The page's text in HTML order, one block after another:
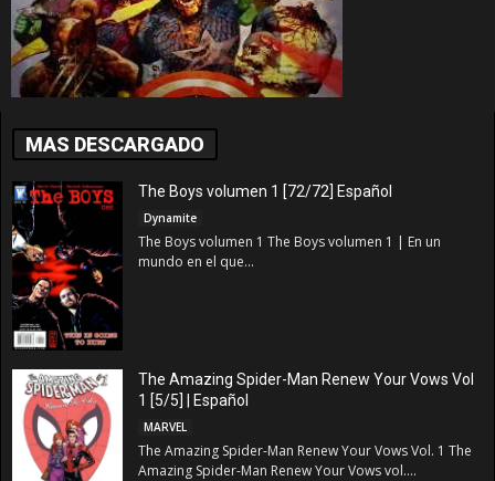
MAS DESCARGADO
The Boys volumen 1 [72/72] Español
Dynamite
The Boys volumen 1 The Boys volumen 1 | En un
mundo en el que...
The Amazing Spider-Man Renew Your Vows Vol
1 [5/5] | Español
MARVEL
The Amazing Spider-Man Renew Your Vows Vol. 1 The
Amazing Spider-Man Renew Your Vows vol....